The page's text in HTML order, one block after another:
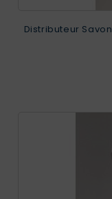
Distributeur